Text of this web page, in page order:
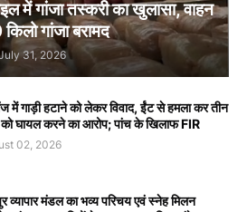
में गांजा तस्करी का खुलासा, वाहन
गांजा बरामद
31, 2026
में गाड़ी हटाने को लेकर विवाद, ईंट से हमला कर तीन
को घायल करने का आरोप; पांच के खिलाफ FIR
02, 2026
व्यापार मंडल का भव्य परिचय एवं स्नेह मिलन